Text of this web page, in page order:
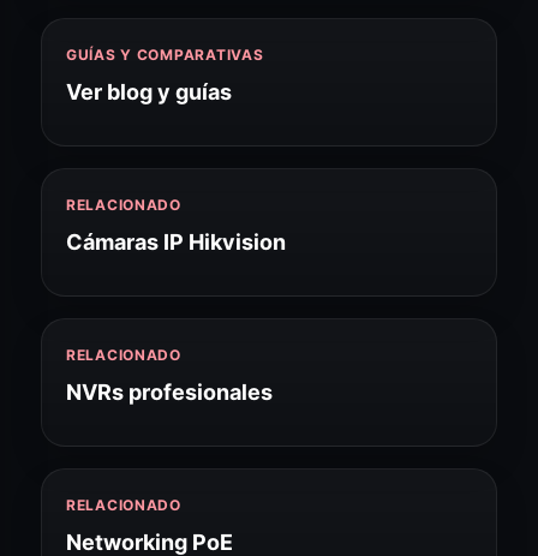
GUÍAS Y COMPARATIVAS
Ver blog y guías
RELACIONADO
Cámaras IP Hikvision
RELACIONADO
NVRs profesionales
RELACIONADO
Networking PoE